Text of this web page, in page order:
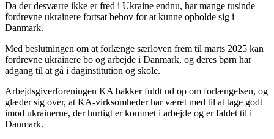
Da der desværre ikke er fred i Ukraine endnu, har mange tusinde
fordrevne ukrainere fortsat behov for at kunne opholde sig i
Danmark.
Med beslutningen om at forlænge særloven frem til marts 2025 kan
fordrevne ukrainere bo og arbejde i Danmark, og deres børn har
adgang til at gå i daginstitution og skole.
Arbejdsgiverforeningen KA bakker fuldt ud op om forlængelsen, og
glæder sig over, at KA-virksomheder har været med til at tage godt
imod ukrainerne, der hurtigt er kommet i arbejde og er faldet til i
Danmark.